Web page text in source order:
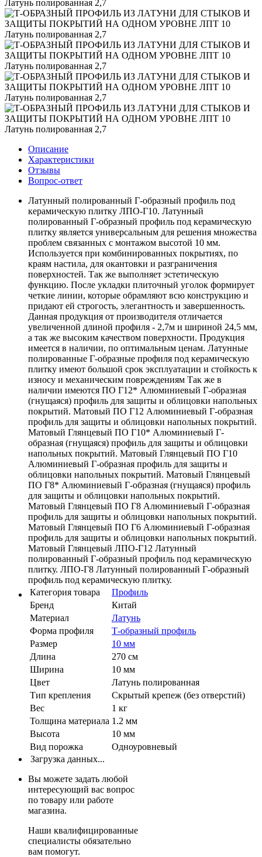
Описание
Характеристики
Отзывы
Вопрос-ответ
Латунный полированный Г-образный профиль под
керамическую плитку ЛПО-Г10. Латунный
полированный Г-образный профиль под керамическую
плитку является универсальным для решения множества
проблем связанных с монтажом высотой 10 мм.
Используется при комбинированных покрытиях, по
краям настила, для окантовки и разграничения
поверхностей. Так же выполняет эстетическую
функцию. После укладки плиточный уголок формирует
четкие линии, которые обрамляют всю конструкцию и
придают ей строгость, элегантность и завершенность.
Данная продукция от производителя отличается
увеличенной длиной профиля - 2,7м и шириной 24,5 мм,
а так же высоким качеством поверхности. Продукция
имеется в наличии, по оптимальным ценам. Латунные
полированные Г-образные профиля под керамическую
плитку имеют большой срок эксплуатации и стойкость к
износу и механическим повреждениям Так же в
наличии имеются ПО Г12* Алюминиевый Г-образная
(гнущаяся) профиль для защиты и облицовки напольных
покрытий. Матовый ПО Г12 Алюминиевый Г-образная
профиль для защиты и облицовки напольных покрытий.
Матовый Глянцевый ПО Г10* Алюминиевый Г-
образная (гнущаяся) профиль для защиты и облицовки
напольных покрытий. Матовый Глянцевый ПО Г10
Алюминиевый Г-образная профиль для защиты и
облицовки напольных покрытий. Матовый Глянцевый
ПО Г8* Алюминиевый Г-образная (гнущаяся) профиль
для защиты и облицовки напольных покрытий.
Матовый Глянцевый ПО Г8 Алюминиевый Г-образная
профиль для защиты и облицовки напольных покрытий.
Матовый Глянцевый ПО Г6 Алюминиевый Г-образная
профиль для защиты и облицовки напольных покрытий.
Матовый Глянцевый ЛПО-Г12 Латунный
полированный Г-образный профиль под керамическую
плитку. ЛПО-Г8 Латунный полированный Г-образный
профиль под керамическую плитку.
Категория товара
Профиль
Бренд
Китай
Материал
Латунь
Форма профиля
Т-образный профиль
Размер
10 мм
Длина
270 см
Ширина
10 мм
Цвет
Латунь полированная
Тип крепления
Скрытый крепеж (без отверстий)
Вес
1 кг
Толщина материала 1.2 мм
Высота
10 мм
Вид порожка
Одноуровневый
Загрузка данных...
Вы можете задать любой
интересующий вас вопрос
по товару или работе
магазина.
Наши квалифицированные
специалисты обязательно
вам помогут.